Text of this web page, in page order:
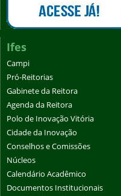
Ifes
Campi
Pró-Reitorias
Gabinete da Reitora
Agenda da Reitora
Polo de Inovação Vitória
Cidade da Inovação
Conselhos e Comissões
Núcleos
Calendário Acadêmico
Documentos Institucionais